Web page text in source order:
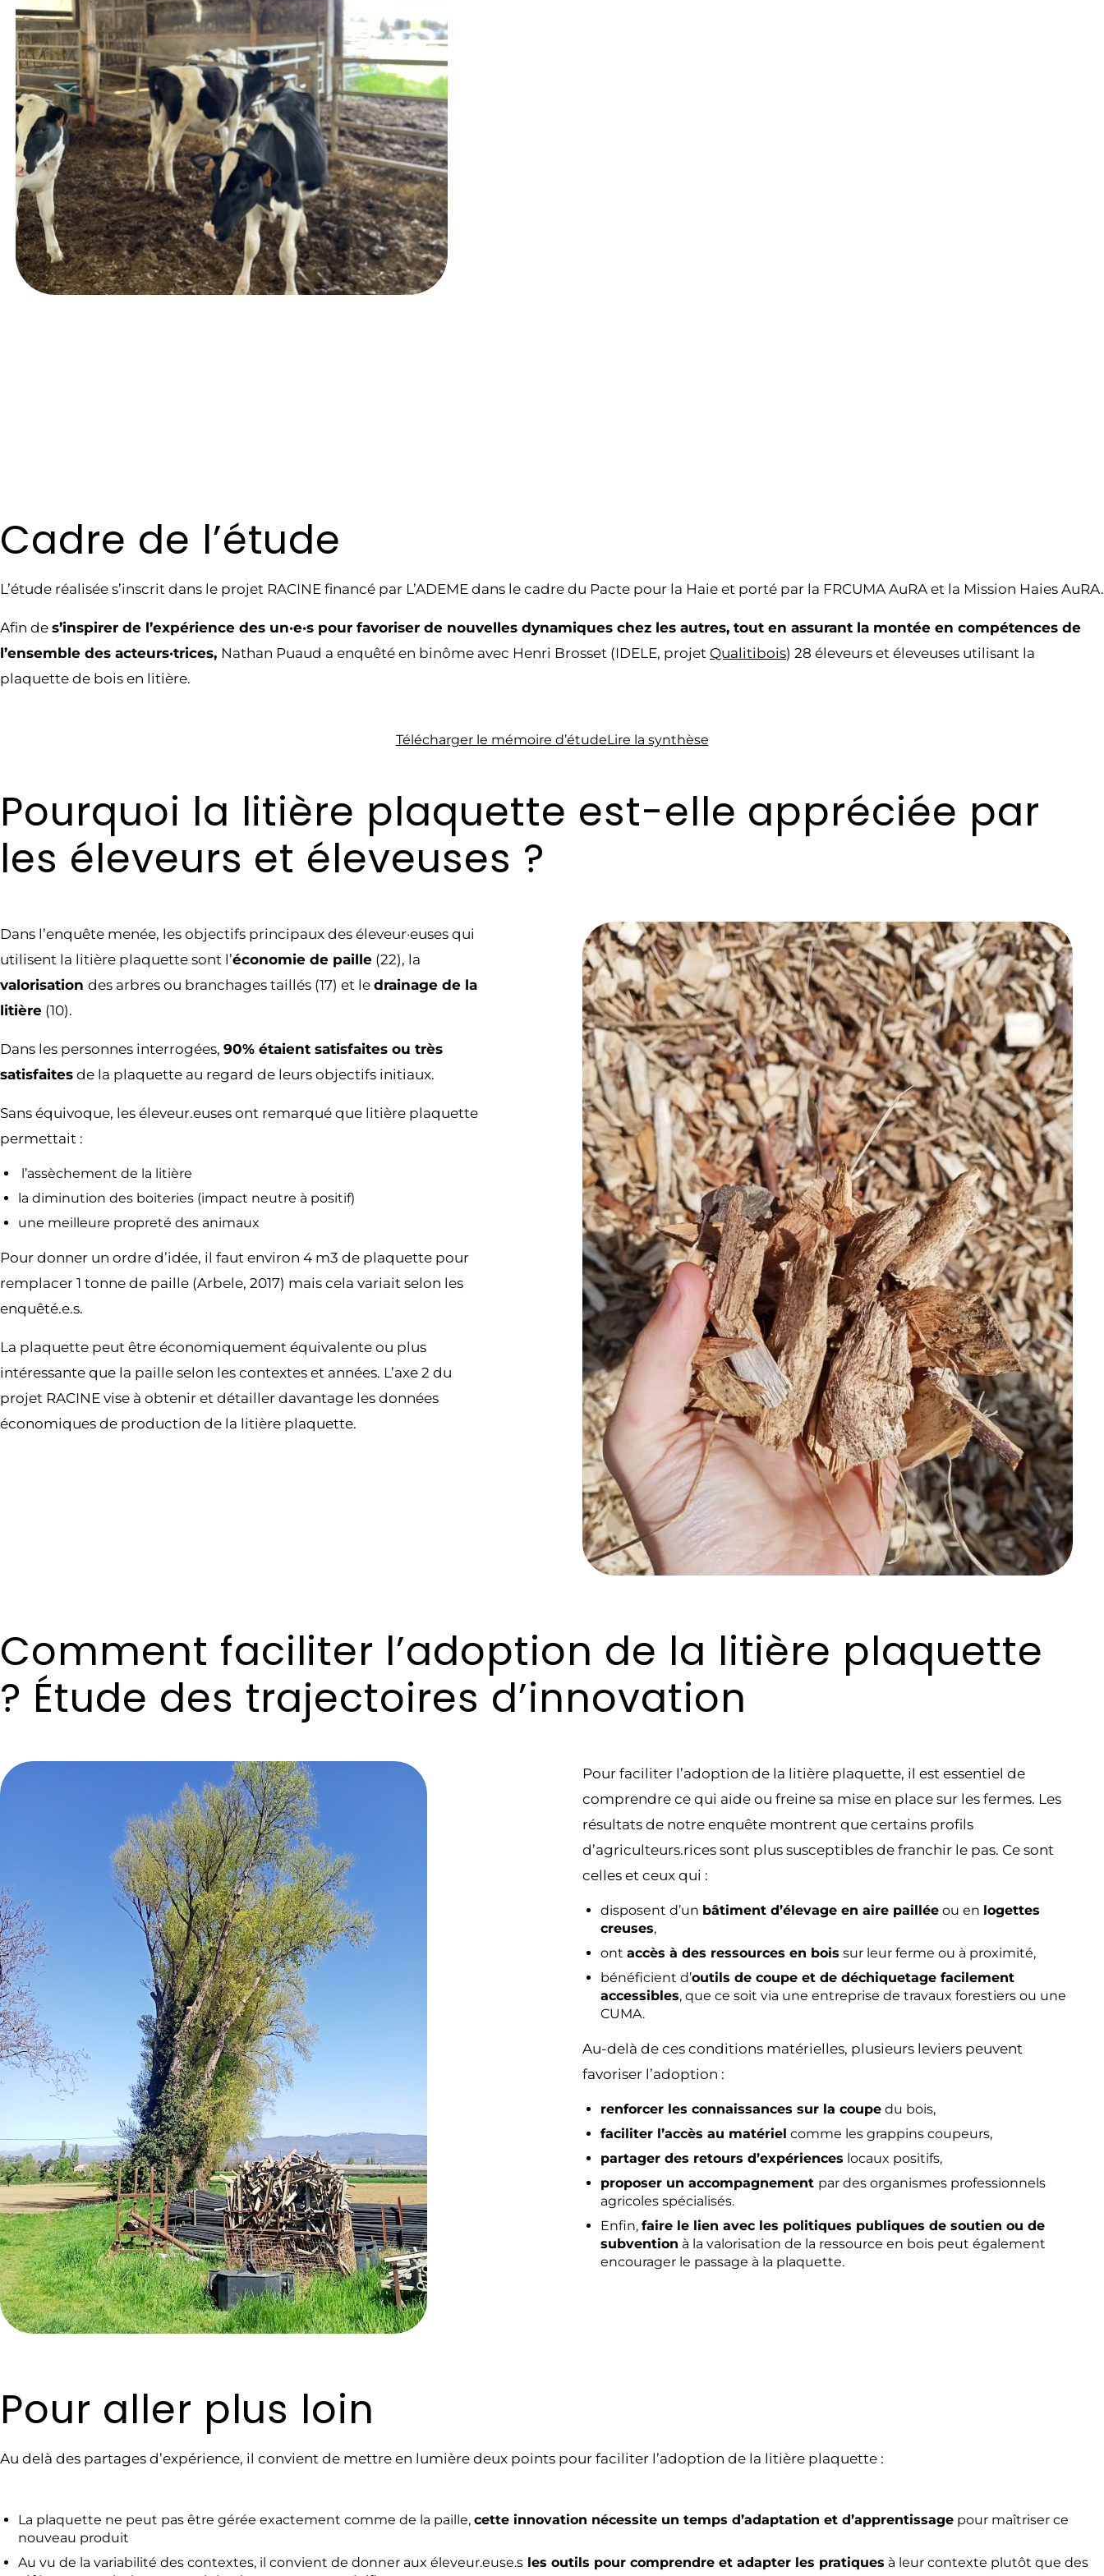
Cadre de l’étude
L’étude réalisée s’inscrit dans le projet RACINE financé par L’ADEME dans le cadre du Pacte pour la Haie et porté par la FRCUMA AuRA et la Mission Haies AuRA.
Afin de s’inspirer de l’expérience des un·e·s pour favoriser de nouvelles dynamiques chez les autres, tout en assurant la montée en compétences de
l’ensemble des acteurs·trices, Nathan Puaud a enquêté en binôme avec Henri Brosset (IDELE, projet Qualitibois) 28 éleveurs et éleveuses utilisant la
plaquette de bois en litière.
Télécharger le mémoire d’étudeLire la synthèse
Pourquoi la litière plaquette est-elle appréciée par
les éleveurs et éleveuses ?
Dans l’enquête menée, les objectifs principaux des éleveur·euses qui
utilisent la litière plaquette sont l’économie de paille (22), la
valorisation des arbres ou branchages taillés (17) et le drainage de la
litière (10).
Dans les personnes interrogées, 90% étaient satisfaites ou très
satisfaites de la plaquette au regard de leurs objectifs initiaux.
Sans équivoque, les éleveur.euses ont remarqué que litière plaquette
permettait :
l’assèchement de la litière
la diminution des boiteries (impact neutre à positif)
une meilleure propreté des animaux
Pour donner un ordre d’idée, il faut environ 4 m3 de plaquette pour
remplacer 1 tonne de paille (Arbele, 2017) mais cela variait selon les
enquêté.e.s.
La plaquette peut être économiquement équivalente ou plus
intéressante que la paille selon les contextes et années. L’axe 2 du
projet RACINE vise à obtenir et détailler davantage les données
économiques de production de la litière plaquette.
Comment faciliter l’adoption de la litière plaquette
? Étude des trajectoires d’innovation
Pour faciliter l’adoption de la litière plaquette, il est essentiel de
comprendre ce qui aide ou freine sa mise en place sur les fermes. Les
résultats de notre enquête montrent que certains profils
d’agriculteurs.rices sont plus susceptibles de franchir le pas. Ce sont
celles et ceux qui :
disposent d’un bâtiment d’élevage en aire paillée ou en logettes
creuses,
ont accès à des ressources en bois sur leur ferme ou à proximité,
bénéficient d’outils de coupe et de déchiquetage facilement
accessibles, que ce soit via une entreprise de travaux forestiers ou une
CUMA.
Au-delà de ces conditions matérielles, plusieurs leviers peuvent
favoriser l’adoption :
renforcer les connaissances sur la coupe du bois,
faciliter l’accès au matériel comme les grappins coupeurs,
partager des retours d’expériences locaux positifs,
proposer un accompagnement par des organismes professionnels
agricoles spécialisés.
Enfin, faire le lien avec les politiques publiques de soutien ou de
subvention à la valorisation de la ressource en bois peut également
encourager le passage à la plaquette.
Pour aller plus loin
Au delà des partages d’expérience, il convient de mettre en lumière deux points pour faciliter l’adoption de la litière plaquette :
La plaquette ne peut pas être gérée exactement comme de la paille, cette innovation nécessite un temps d’adaptation et d’apprentissage pour maîtriser ce
nouveau produit
Au vu de la variabilité des contextes, il convient de donner aux éleveur.euse.s les outils pour comprendre et adapter les pratiques à leur contexte plutôt que des